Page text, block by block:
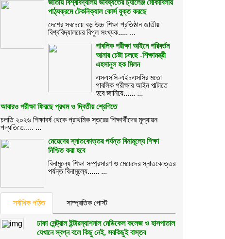
জাতীয় বিশ্ববিদ্যালয় ভবিষ্যতের চ্যালেঞ্জ মোকাবিলায়
পাঠ্যক্রমে টেকনিক্যাল কোর্স যুক্ত করছে
দেশের সবচেয়ে বড় উচ্চ শিক্ষা প্রতিষ্ঠান জাতীয়
বিশ্ববিদ্যালয়ের বিপুল সংখ্যক..... ...
পাবলিক পরীক্ষা আইনে পরিবর্তন
আনার চেষ্টা চলছে -শিক্ষামন্ত্রী
এহসানুল হক মিলন
এসএসসি-এইচএসসির মতো
পাবলিক পরীক্ষার আইন পাল্টাতে
হবে জানিয়ে...... ...
আবারও পরীক্ষা ফিরছে প্রথম ও দ্বিতীয় শ্রেণিতে
চলতি ২০২৬ শিক্ষাবর্ষ থেকে প্রাথমিক স্তরের শিক্ষার্থীদের মূল্যায়ন
পদ্ধতিতে..... ...
মেয়েদের স্নাতকোত্তর পর্যন্ত বিনামূল্যে শিক্ষা
নিশ্চিত করা হবে
বিনামূল্যে শিক্ষা সম্প্রসারণ ও মেয়েদের স্নাতকোত্তর
পর্যন্ত বিনামূল্যে...... ...
সর্বাধিক পঠিত সাম্প্রতিক পোস্ট
ঢাকা সেন্ট্রাল ইন্টারন্যাশনাল মেডিকেল কলেজ ও হাসপাতাল
যেখানে স্বপ্ন বলে কিছু নেই, সবকিছুই বাস্তব